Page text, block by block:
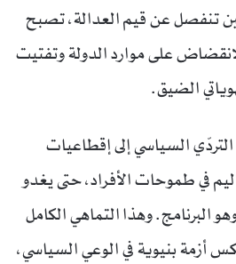
تنفصل عن قيم العدالة، تصبح
على موارد الدولة وتفتيت
الضيق.
السياسي إلى إقطاعيات
في طموحات الأفراد، حتى يغدو
البرنامج. وهذا التماهي الكامل
أزمة بنيوية في الوعي السياسي،